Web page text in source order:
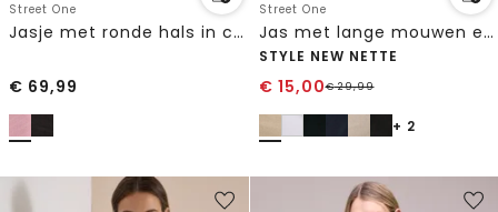
Street One
Jasje met ronde hals in corduroy-look
€ 69,99
Street One
Jas met lange mouwen en een open pasvorm
STYLE NEW NETTE
€ 15,00€29,99
+ 2